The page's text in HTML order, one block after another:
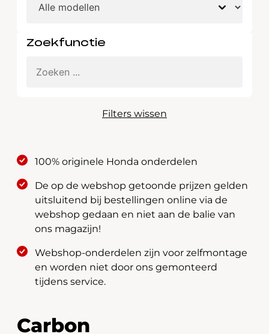
Zoekfunctie
Filters wissen
100% originele Honda onderdelen
De op de webshop getoonde prijzen gelden
uitsluitend bij bestellingen online via de
webshop gedaan en niet aan de balie van
ons magazijn!
Webshop-onderdelen zijn voor zelfmontage
en worden niet door ons gemonteerd
tijdens service.
Carbon